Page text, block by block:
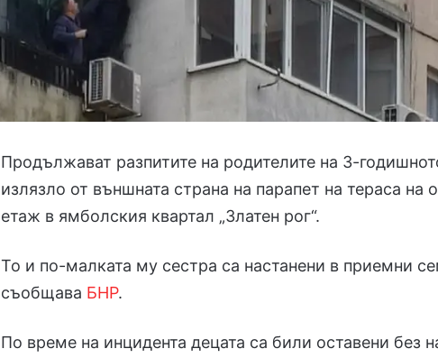
Продължават разпитите на родителите на 3-
излязло от външната страна на парапет на тераса на
етаж в ямболския квартал „Златен рог“.
То и по-малката му сестра са настанени в приемни
съобщава БНР.
По време на инцидента децата са били оставени без